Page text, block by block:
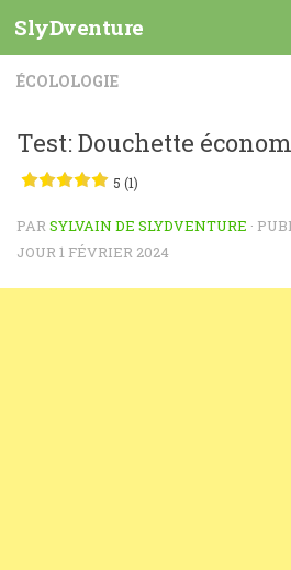
Skip to content
SlyDventure
ÉCOLOLOGIE
Test: Douchette
5 (1)
PARSYLVAIN DE SLYDVENTURE ·
JOUR1 FÉVRIER 2024